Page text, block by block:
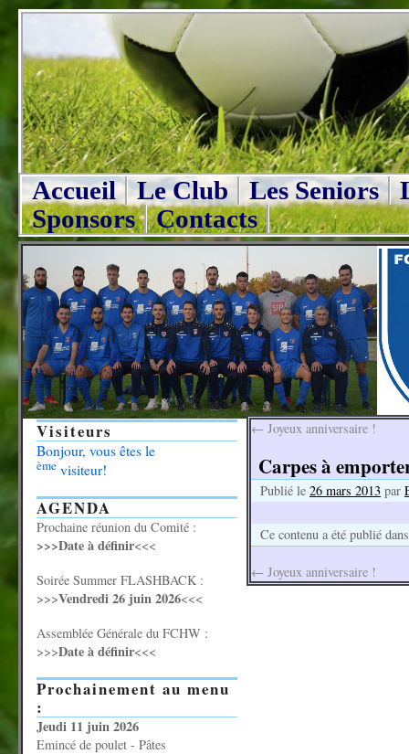
Accueil Le Club Les Seniors
Sponsors
Contacts
← Joyeux anniversaire !
Carpes à
Publié le 26 mars 2013 par
Ce contenu a été publié
← Joyeux anniversaire !
Visiteurs
Bonjour, vous êtes le
ème visiteur!
AGENDA
Prochaine réunion du Comité :
>>>Date à définir<<<
Soirée Summer FLASHBACK :
>>>Vendredi 26 juin 2026<<<
Assemblée Générale du FCHW :
>>>Date à définir<<<
Prochainement au menu
:
Jeudi 11 juin 2026
Emincé de poulet - Pâtes